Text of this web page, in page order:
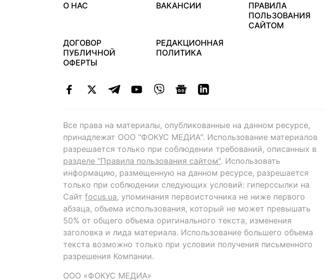
О НАС
ВАКАНСИИ
ПРАВИЛА
ПОЛЬЗОВАНИЯ
САЙТОМ
ДОГОВОР
ПУБЛИЧНОЙ
ОФЕРТЫ
РЕДАКЦИОННАЯ
ПОЛИТИКА
Все права на материалы, опубликованные на данном ресурсе,
принадлежат ООО "ФОКУС МЕДИА". Использование материалов
разрешается только при соблюдении требований, описанных в
разделе "Правила пользования сайтом". Использовать
информацию, размещенную на данном ресурсе, разрешается
только при соблюдении следующих условий: гиперссылки на
Сайт focus.ua, упоминания первоисточника не ниже первого
абзаца, объема использования, который не может превышать
50% от общего объема оригинального текста, изменения
заголовка и лида материала. Использование большего объема
текста возможно только при условии получения письменного
разрешения Компании.
ООО «ФОКУС МЕДИА»